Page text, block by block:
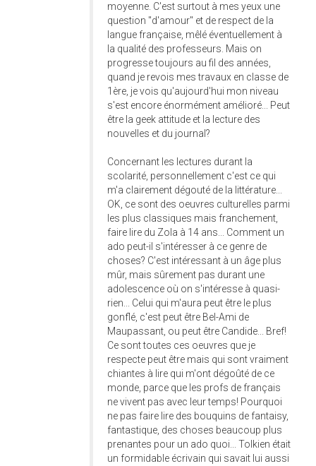
moyenne. C'est surtout à mes yeux une
question "d'amour" et de respect de la
langue française, mêlé éventuellement à
la qualité des professeurs. Mais on
progresse toujours au fil des années,
quand je revois mes travaux en classe de
1ère, je vois qu'aujourd'hui mon niveau
s'est encore énormément amélioré... Peut
être la geek attitude et la lecture des
nouvelles et du journal?
Concernant les lectures durant la
scolarité, personnellement c'est ce qui
m'a clairement dégouté de la littérature...
OK, ce sont des oeuvres culturelles parmi
les plus classiques mais franchement,
faire lire du Zola à 14 ans... Comment un
ado peut-il s'intéresser à ce genre de
choses? C'est intéressant à un âge plus
mûr, mais sûrement pas durant une
adolescence où on s'intéresse à quasi-
rien... Celui qui m'aura peut être le plus
gonflé, c'est peut être Bel-Ami de
Maupassant, ou peut être Candide... Bref!
Ce sont toutes ces oeuvres que je
respecte peut être mais qui sont vraiment
chiantes à lire qui m'ont dégoûté de ce
monde, parce que les profs de français
ne vivent pas avec leur temps! Pourquoi
ne pas faire lire des bouquins de fantaisy,
fantastique, des choses beaucoup plus
prenantes pour un ado quoi... Tolkien était
un formidable écrivain qui savait lui aussi